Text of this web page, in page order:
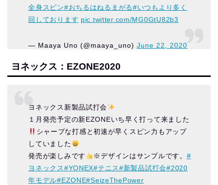
全身スピン#おちるはねるまがる#いつもより多く
回しております pic.twitter.com/MG0GtU82b3
— Maaya Uno (@maaya_uno)June 22, 2020
ヨネックス：EZONE2020
ヨネックス新製品試打会
１月発売予定の新EZONEいち早く打って来ました
シャープな打感と初速が早くスピン力もアップ
していました
発売が楽しみです
※デザインはサンプルです。 #
ヨネックス#YONEX#テニス#新製品試打会#2020
年モデル#EZONE#SeizeThePower